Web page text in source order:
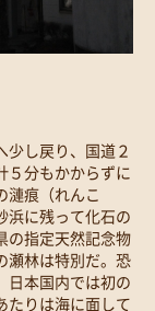
し戻り、国道２
５分もかからずに
漣痕（れんこ
浜に残って化石の
の指定天然記念物
瀬林は特別だ。恐
日本国内では初の
たりは海に面して